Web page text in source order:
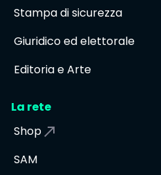
Stampa di sicurezza
Giuridico ed elettorale
Editoria e Arte
La rete
Shop
SAM